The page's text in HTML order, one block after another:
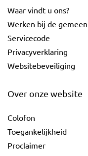
Waar vindt u ons?
Werken bij de
Servicecode
Privacyverklaring
Websitebeveiliging
Over onze website
Colofon
Toegankelijkheid
Proclaimer